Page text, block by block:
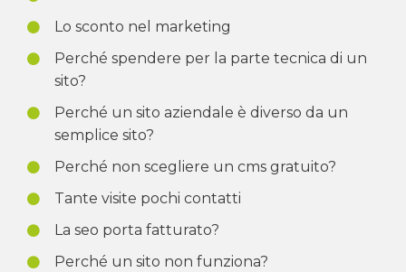
Lo sconto nel marketing
Perché spendere per la parte tecnica di un
sito?
Perché un sito aziendale è diverso da un
semplice sito?
Perché non scegliere un cms gratuito?
Tante visite pochi contatti
La seo porta fatturato?
Perché un sito non funziona?